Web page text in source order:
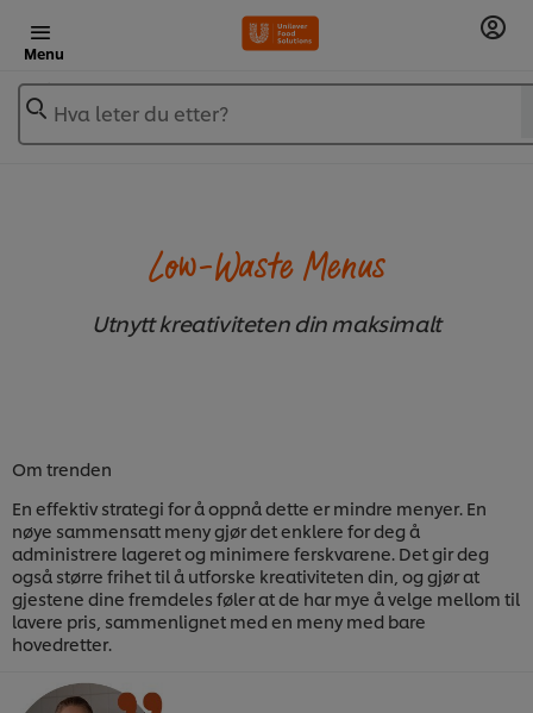
Menu
Hva leter du etter?
Low-Waste Menus
Utnytt kreativiteten din maksimalt
Om trenden
En effektiv strategi for å oppnå dette er mindre menyer. En
nøye sammensatt meny gjør det enklere for deg å
administrere lageret og minimere ferskvarene. Det gir deg
også større frihet til å utforske kreativiteten din, og gjør at
gjestene dine fremdeles føler at de har mye å velge mellom til
lavere pris, sammenlignet med en meny med bare
hovedretter.